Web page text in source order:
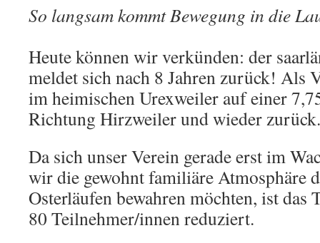
So langsam kommt Bewegung in die
Heute können wir verkünden: der
meldet sich nach 8 Jahren zurück! Als
im heimischen Urexweiler auf einer
Richtung Hirzweiler und wieder zurück.
Da sich unser Verein gerade erst im
wir die gewohnt familiäre Atmosphäre
Osterläufen bewahren möchten, ist das
80 Teilnehmer/innen reduziert.